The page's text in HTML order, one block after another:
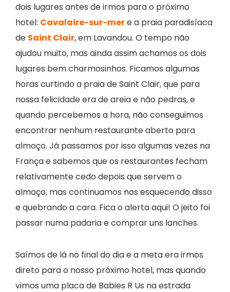
dois lugares antes de irmos para o próximo
hotel: Cavalaire-sur-mere a praia paradisíaca
de Saint Clair, em Lavandou. O tempo não
ajudou muito, mas ainda assim achamos os dois
lugares bem charmosinhos. Ficamos algumas
horas curtindo a praia de Saint Clair, que para
nossa felicidade era de areia e não pedras, e
quando percebemos a hora, não conseguimos
encontrar nenhum restaurante aberto para
almoço. Já passamos por isso algumas vezes na
França e sabemos que os restaurantes fecham
relativamente cedo depois que servem o
almoço, mas continuamos nos esquecendo disso
e quebrando a cara. Fica o alerta aqui! O jeito foi
passar numa padaria e comprar uns lanches.
Saímos de lá no final do dia e a meta era irmos
direto para o nosso próximo hotel, mas quando
vimos uma placa de Babies R Us na estrada